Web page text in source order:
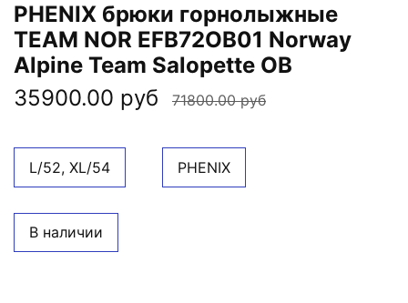
PHENIX брюки горнолыжные
TEAM NOR EFB72OB01 Norway
Alpine Team Salopette OB
35900.00 руб
71800.00 руб
L/52, XL/54 PHENIX
В наличии